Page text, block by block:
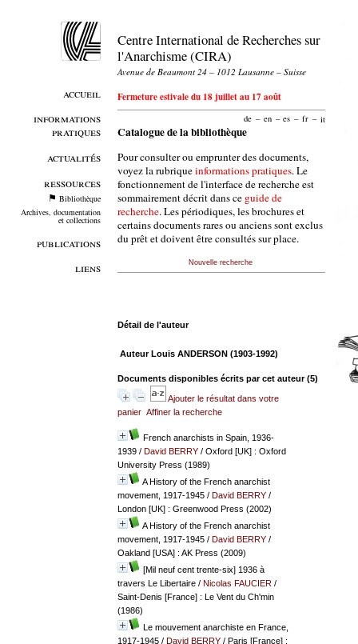
accueil
informations
pratiques
actualités
ressources
Bibliothèque
Archives, documentation
et collections
publications
liens
Centre International de Recherches sur
l'Anarchisme (CIRA)
Avenue de Beaumont 24 – 1012 Lausanne – Suisse
Fermeture estivale du 18 juillet au 17 août
de – en – es – fr – it
Catalogue de la bibliothèque
Pour consulter ou emprunter des documents,
voyez la rubriqueinformations pratiques. Le
fonctionnement de l'interface de recherche est
sommairement décrit dans ce guide de
recherche. Les périodiques, les brochures et
certains documents rares ou anciens sont exclus
du prêt et doivent être consultés sur place.
Nouvelle recherche
Détail de l'auteur
Auteur Louis ANDERSON (1903-1992)
Documents disponibles écrits par cet auteur (5)
Ajouter le résultat dans votre
panier Affiner la recherche
French anarchists in Spain, 1936-
1939/ David BERRY/ Oxford [UK] : Oxford
University Press (1989)
A History of the French anarchist
movement, 1917-1945/ David BERRY/
London [UK] : Greenwood Press (2002)
A History of the French anarchist
movement, 1917-1945/ David BERRY/
Oakland [USA] : AK Press (2009)
[Mil neuf cent trente-six] 1936 à
travers Le Libertaire/ Nicolas FAUCIER/
Saint-Denis [France] : Le Vent du Ch'min
(1986)
Le mouvement anarchiste en France,
1917-1945/ David BERRY/ Paris [France] :